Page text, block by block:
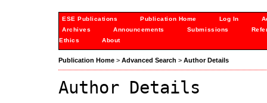
ESE Publications Publication Home Log In
Archives
Announcements Submissions
Ethics
About
Publication Home > Advanced Search > Author Details
Author Details